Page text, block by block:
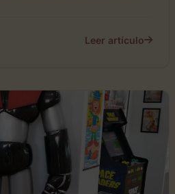
Leer artículo